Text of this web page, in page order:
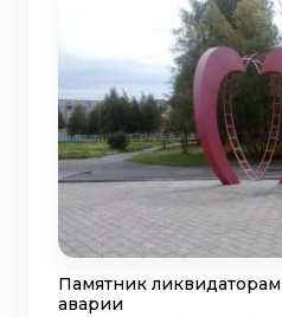
Памятник
аварии